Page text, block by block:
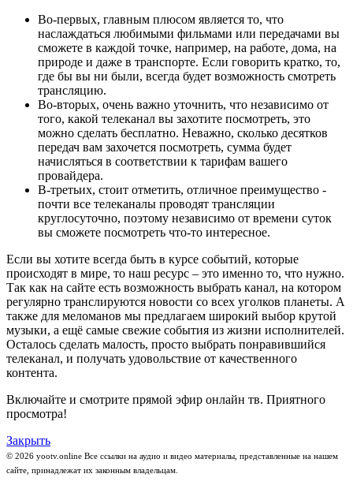
Во-первых, главным плюсом является то, что
наслаждаться любимыми фильмами или передачами вы
сможете в каждой точке, например, на работе, дома, на
природе и даже в транспорте. Если говорить кратко, то,
где бы вы ни были, всегда будет возможность смотреть
трансляцию.
Во-вторых, очень важно уточнить, что независимо от
того, какой телеканал вы захотите посмотреть, это
можно сделать бесплатно. Неважно, сколько десятков
передач вам захочется посмотреть, сумма будет
начисляться в соответствии к тарифам вашего
провайдера.
В-третьих, стоит отметить, отличное преимущество -
почти все телеканалы проводят трансляции
круглосуточно, поэтому независимо от времени суток
вы сможете посмотреть что-то интересное.
Если вы хотите всегда быть в курсе событий, которые
происходят в мире, то наш ресурс – это именно то, что нужно.
Так как на сайте есть возможность выбрать канал, на котором
регулярно транслируются новости со всех уголков планеты. А
также для меломанов мы предлагаем широкий выбор крутой
музыки, а ещё самые свежие события из жизни исполнителей.
Осталось сделать малость, просто выбрать понравившийся
телеканал, и получать удовольствие от качественного
контента.
Включайте и смотрите прямой эфир онлайн тв. Приятного
просмотра!
Закрыть
© 2026 yootv.online Все ссылки на аудио и видео материалы, представленные на нашем
сайте, принадлежат их законным владельцам.